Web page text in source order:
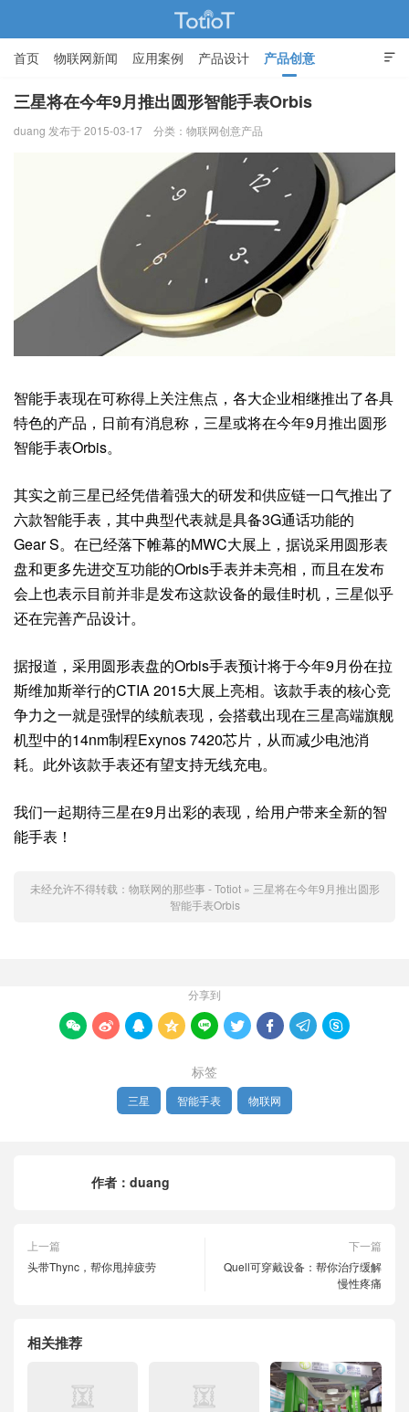
物联网的那些事 - Totiot

首页 物联网新闻 应用案例 产品设计 产品创意
智能家居
三星将在今年9月推出圆形智能手表Orbis
duang 发布于 2015-03-17 分类： 物联网创意产品
智能手表现在可称得上关注焦点，各大企业相继推出了各具
特色的产品，日前有消息称，三星或将在今年9月推出圆形
智能手表Orbis。
其实之前三星已经凭借着强大的研发和供应链一口气推出了
六款智能手表，其中典型代表就是具备3G通话功能的
Gear S。在已经落下帷幕的MWC大展上，据说采用圆形表
盘和更多先进交互功能的Orbis手表并未亮相，而且在发布
会上也表示目前并非是发布这款设备的最佳时机，三星似乎
还在完善产品设计。
据报道，采用圆形表盘的Orbis手表预计将于今年9月份在拉
斯维加斯举行的CTIA 2015大展上亮相。该款手表的核心竞
争力之一就是强悍的续航表现，会搭载出现在三星高端旗舰
机型中的14nm制程Exynos 7420芯片，从而减少电池消
耗。此外该款手表还有望支持无线充电。
我们一起期待三星在9月出彩的表现，给用户带来全新的智
能手表！
未经允许不得转载： 物联网的那些事 - Totiot» 三星将在今年9月推出圆形
智能手表Orbis
分享到
        
标签
三星 智能手表 物联网
作者： duang
上一篇
头带Thync，帮你甩掉疲劳
下一篇
Quell可穿戴设备：帮你治疗缓解
慢性疼痛
相关推荐